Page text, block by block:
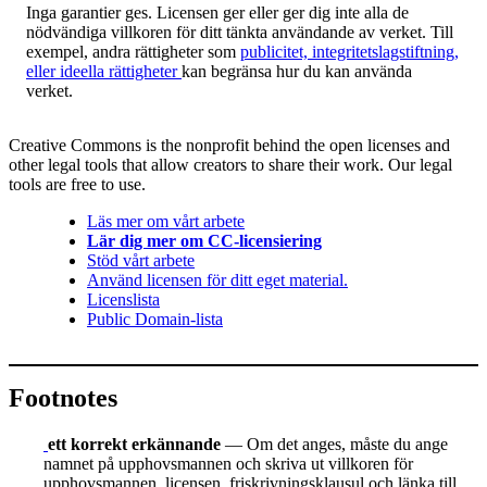
Inga garantier ges. Licensen ger eller ger dig inte alla de
nödvändiga villkoren för ditt tänkta användande av verket. Till
exempel, andra rättigheter som publicitet, integritetslagstiftning,
eller ideella rättigheterkan begränsa hur du kan använda
verket.
Creative Commons is the nonprofit behind the open licenses and
other legal tools that allow creators to share their work. Our legal
tools are free to use.
Läs mer om vårt arbete
Lär dig mer om CC-licensiering
Stöd vårt arbete
Använd licensen för ditt eget material.
Licenslista
Public Domain-lista
Footnotes
ett korrekt erkännande — Om det anges, måste du ange
namnet på upphovsmannen och skriva ut villkoren för